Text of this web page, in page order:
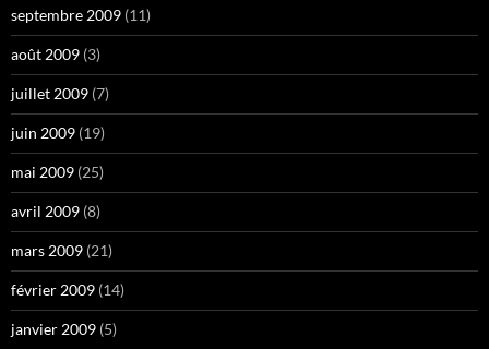
septembre 2009 (11)
août 2009 (3)
juillet 2009 (7)
juin 2009 (19)
mai 2009 (25)
avril 2009 (8)
mars 2009 (21)
février 2009 (14)
janvier 2009 (5)